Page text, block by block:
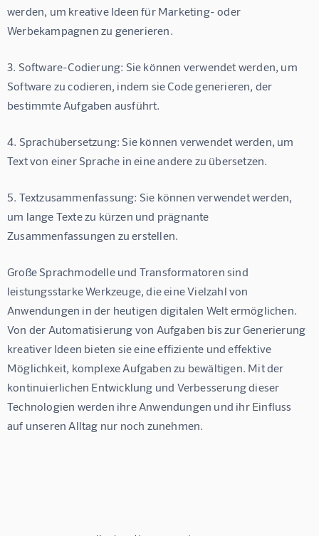
werden, um kreative Ideen für Marketing- oder
Werbekampagnen zu generieren.
3. Software-Codierung: Sie können verwendet werden, um
Software zu codieren, indem sie Code generieren, der
bestimmte Aufgaben ausführt.
4. Sprachübersetzung: Sie können verwendet werden, um
Text von einer Sprache in eine andere zu übersetzen.
5. Textzusammenfassung: Sie können verwendet werden,
um lange Texte zu kürzen und prägnante
Zusammenfassungen zu erstellen.
Große Sprachmodelle und Transformatoren sind
leistungsstarke Werkzeuge, die eine Vielzahl von
Anwendungen in der heutigen digitalen Welt ermöglichen.
Von der Automatisierung von Aufgaben bis zur Generierung
kreativer Ideen bieten sie eine effiziente und effektive
Möglichkeit, komplexe Aufgaben zu bewältigen. Mit der
kontinuierlichen Entwicklung und Verbesserung dieser
Technologien werden ihre Anwendungen und ihr Einfluss
auf unseren Alltag nur noch zunehmen.